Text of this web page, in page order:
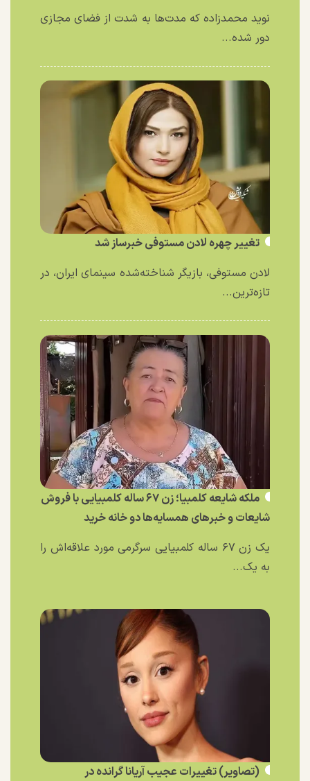
نوید محمدزاده که مدت‌ها به شدت از فضای مجازی
دور شده...
تغییر چهره لادن مستوفی خبرساز شد
لادن مستوفی، بازیگر شناخته‌شده سینمای ایران، در
تازه‌ترین...
ملکه شایعه کلمبیا؛ زن ۶۷ ساله کلمبیایی با فروش
شایعات و خبر‌های همسایه‌ها دو خانه خرید
یک زن ۶۷ ساله کلمبیایی سرگرمی مورد علاقه‌اش را
به یک...
(تصاویر) تغییرات عجیب آریانا گرانده در